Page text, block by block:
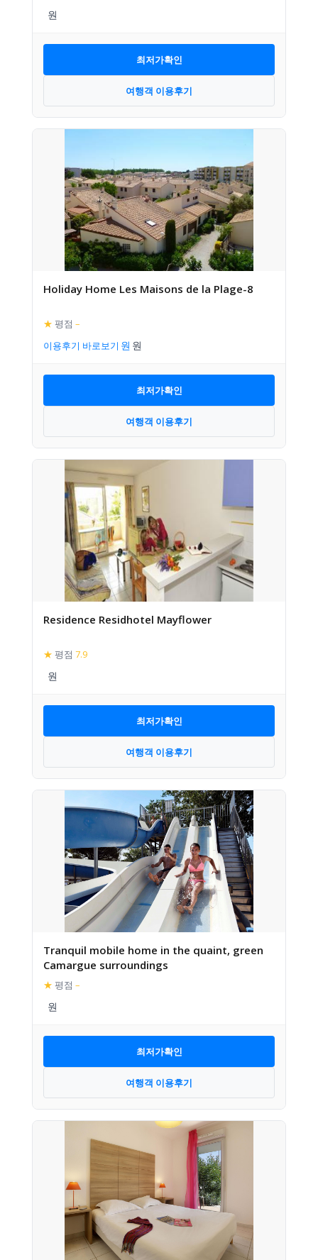
최저가확인
여행객 이용후기
Holiday Home Les Maisons de la Plage-8
★ 평점 –
이용후기 바로보기
최저가확인
여행객 이용후기
Residence Residhotel Mayflower
★ 평점 7.9
최저가확인
여행객 이용후기
Tranquil mobile home in the quaint, green
Camargue surroundings
★ 평점 –
최저가확인
여행객 이용후기